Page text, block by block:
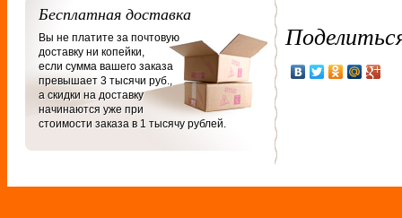
Бесплатная доставка
Вы не платите за почтовую
доставку ни копейки,
если сумма вашего заказа
превышает 3 тысячи руб.,
а скидки на доставку
начинаются уже при
стоимости заказа в 1 тысячу рублей.